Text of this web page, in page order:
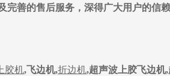
善的售后服务，深得广大用户的信赖
胶机,飞边机,折边机,超声波上胶飞边机